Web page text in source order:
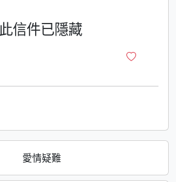
愛情疑難
此信件已隱藏